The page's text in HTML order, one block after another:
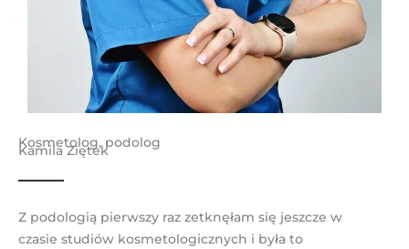
Kosmetolog, podolog
Kamila Ziętek
Z podologią pierwszy raz zetknęłam się jeszcze w
czasie studiów kosmetologicznych i była to